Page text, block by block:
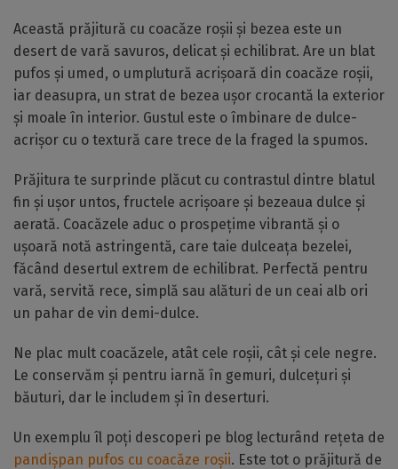
Această prăjitură cu coacăze roșii și bezea este un
desert de vară savuros, delicat și echilibrat. Are un blat
pufos și umed, o umplutură acrișoară din coacăze roșii,
iar deasupra, un strat de bezea ușor crocantă la exterior
și moale în interior. Gustul este o îmbinare de dulce-
acrișor cu o textură care trece de la fraged la spumos.
Prăjitura te surprinde plăcut cu contrastul dintre blatul
fin și ușor untos, fructele acrișoare și bezeaua dulce și
aerată. Coacăzele aduc o prospețime vibrantă și o
ușoară notă astringentă, care taie dulceața bezelei,
făcând desertul extrem de echilibrat. Perfectă pentru
vară, servită rece, simplă sau alături de un ceai alb ori
un pahar de vin demi-dulce.
Ne plac mult coacăzele, atât cele roșii, cât și cele negre.
Le conservăm și pentru iarnă în gemuri, dulcețuri și
băuturi, dar le includem și în deserturi.
Un exemplu îl poți descoperi pe blog lecturând rețeta de
pandișpan pufos cu coacăze roșii. Este tot o prăjitură de